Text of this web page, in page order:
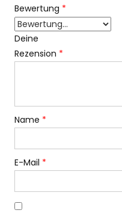
Bewertung *
Deine
Rezension *
Name *
E-Mail *